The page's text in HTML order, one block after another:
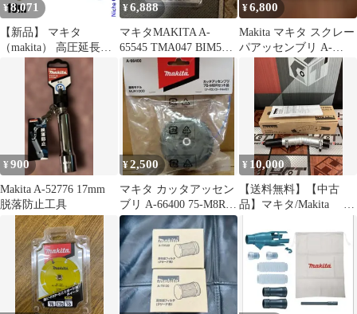
¥8,071
【新品】 マキタ
（makita） 高圧延長ホ
ース 10ｍ
MHW001G/080D/0810/0
820用 A-61634 掃除 ア
クセサリー 高圧洗浄機
オプション
¥6,888
マキタMAKITA A-
65545 TMA047 BIM5枚
入
¥6,800
Makita マキタ スクレー
パアッセンブリ A-
68155 2個セット
¥900
Makita A-52776 17mm
脱落防止工具
¥2,500
マキタ カッタアッセン
ブリ A-66400 75-M8Rセ
ット品 MUR100D
¥ 10,000
【送料無料】【中古
品】マキタ/Makita A-
ッチメント【ハンズク
ラフト島根出雲】